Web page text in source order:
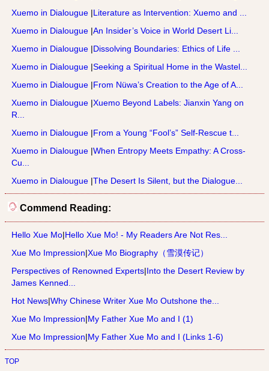
Xuemo in Dialougue |Literature as Intervention: Xuemo and ...
Xuemo in Dialougue |An Insider’s Voice in World Desert Li...
Xuemo in Dialougue |Dissolving Boundaries: Ethics of Life ...
Xuemo in Dialougue |Seeking a Spiritual Home in the Wastel...
Xuemo in Dialougue |From Nüwa’s Creation to the Age of A...
Xuemo in Dialougue |Xuemo Beyond Labels: Jianxin Yang on
R...
Xuemo in Dialougue |From a Young “Fool’s” Self-Rescue t...
Xuemo in Dialougue |When Entropy Meets Empathy: A Cross-
Cu...
Xuemo in Dialougue |The Desert Is Silent, but the Dialogue...
Commend Reading:
Hello Xue Mo|Hello Xue Mo! - My Readers Are Not Res...
Xue Mo Impression|Xue Mo Biography（雪漠传记）
Perspectives of Renowned Experts|Into the Desert Review by
James Kenned...
Hot News|Why Chinese Writer Xue Mo Outshone the...
Xue Mo Impression|My Father Xue Mo and I (1)
Xue Mo Impression|My Father Xue Mo and I (Links 1-6)
TOP